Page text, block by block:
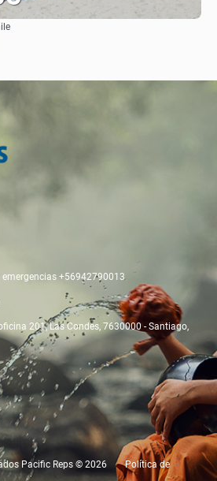
+56942790013
201, Las Condes , 7630000 - Santiago,
Pacific Reps © 2026
Política de